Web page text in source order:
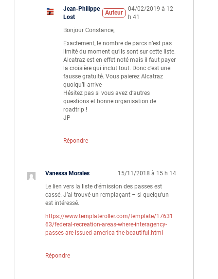
Jean-Philippe
Lost
Auteur
04/02/2019 à 12
h 41
Bonjour Constance,
Exactement, le nombre de parcs n’est pas
limité du moment qu’ils sont sur cette liste.
Alcatraz est en effet noté mais il faut payer
la croisière qui inclut tout. Donc c’est une
fausse gratuité. Vous paierez Alcatraz
quoiqu’il arrive
Hésitez pas si vous avez d’autres
questions et bonne organisation de
roadtrip !
JP
Répondre
Vanessa Morales
15/11/2018 à 15 h 14
Le lien vers la liste d’émission des passes est
cassé. J’ai trouvé un remplaçant – si quelqu’un
est intéressé.
https://www.templateroller.com/template/17631
63/federal-recreation-areas-where-interagency-
passes-are-issued-america-the-beautiful.html
Répondre